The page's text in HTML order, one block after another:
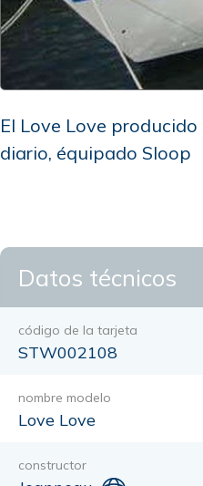
El Love Love
diario, équipado Sloop
Datos técnicos
código de la tarjeta
STW002108
nombre modelo
Love Love
constructor